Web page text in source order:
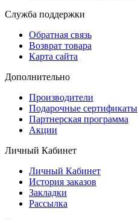
Служба поддержки
Обратная связь
Возврат товара
Карта сайта
Дополнительно
Производители
Подарочные сертификаты
Партнерская программа
Акции
Личный Кабинет
Личный Кабинет
История заказов
Закладки
Рассылка